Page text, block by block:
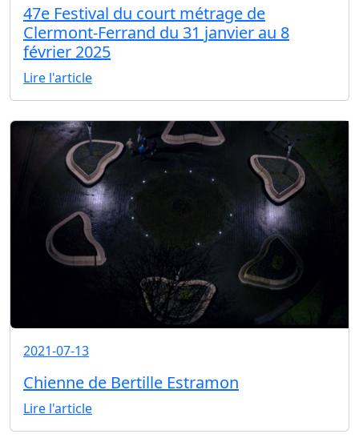
47e Festival du court métrage de
Clermont-Ferrand du 31 janvier au 8
février 2025
Lire l'article
2021-07-13
Chienne de Bertille Estramon
Lire l'article